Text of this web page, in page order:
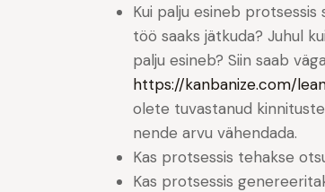
Kui palju esineb
töö saaks jätkuda? Juhul
palju esineb? Siin saab
https://kanbanize.com/
olete tuvastanud
nende arvu vähendada.
Kas protsessis tehakse
Kas protsessis